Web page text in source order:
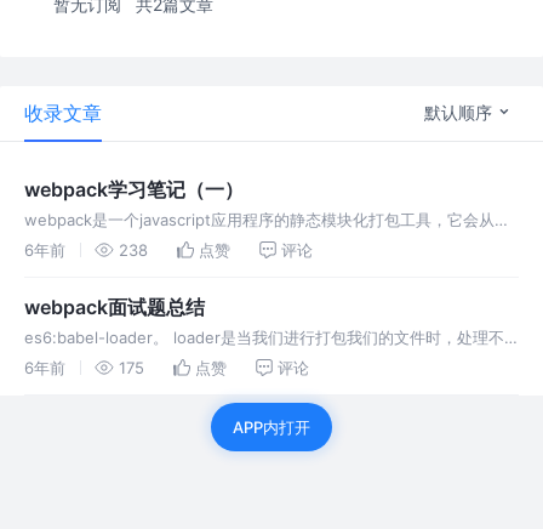
暂无订阅 共2篇文章
收录文章 默认顺序
webpack学习笔记（一）
webpack是一个javascript应用程序的静态模块化打包工具，它会从入
口模块出发，识别出源码中的模块化导入语句，递归地找出入口文件的
bundle。 ps：全局安装webpack，这会将项目的webpack锁定到…
6年前 238 点赞 评论
webpack面试题总结
es6:babel-loader。 loader是当我们进行打包我们的文件时，处理不
同类型的文件，处理模块。plugiin是在打包的时候具体时刻，进行处理
6年前 175 点赞 评论
APP内打开